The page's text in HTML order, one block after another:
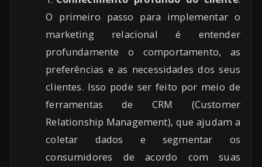
O primeiro passo para implementar o
marketing relacional é entender
profundamente o comportamento, as
preferências e as necessidades dos seus
clientes. Isso pode ser feito por meio de
ferramentas de CRM (Customer
Relationship Management), que ajudam a
coletar dados e segmentar os
consumidores de acordo com suas